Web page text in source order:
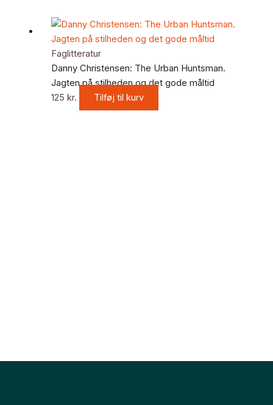
Faglitteratur
Danny Christensen: The Urban Huntsman.
Jagten på stilheden og det gode måltid
125 kr. Tilføj til kurv